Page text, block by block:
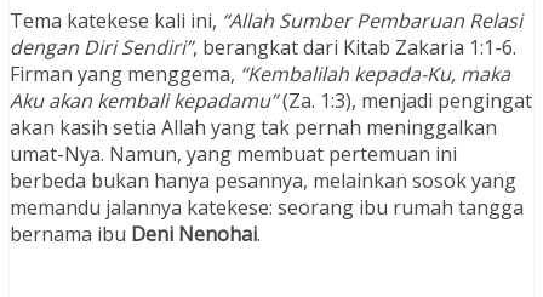
Tema katekese kali ini, “Allah Sumber Pembaruan Relasi
dengan Diri Sendiri”, berangkat dari Kitab Zakaria 1:1-6.
Firman yang menggema, “Kembalilah kepada-Ku, maka
Aku akan kembali kepadamu”(Za. 1:3), menjadi pengingat
akan kasih setia Allah yang tak pernah meninggalkan
umat-Nya. Namun, yang membuat pertemuan ini
berbeda bukan hanya pesannya, melainkan sosok yang
memandu jalannya katekese: seorang ibu rumah tangga
bernama ibu Deni Nenohai.